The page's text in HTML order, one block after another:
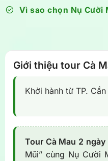
Vì sao chọn Nụ Cười
Giới thiệu tour Cà
Khởi hành từ TP. Cần
Tour Cà Mau 2 ngày
Mũi” cùng Nụ Cười